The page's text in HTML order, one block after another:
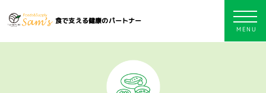
食で支える健康のパートナー